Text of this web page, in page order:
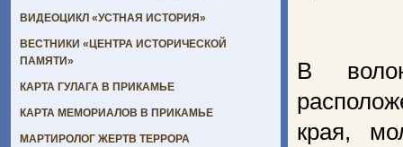
В
края,
ВИДЕОЦИКЛ «УСТНАЯ ИСТОРИЯ»
ВЕСТНИКИ «ЦЕНТРА ИСТОРИЧЕСКОЙ
ПАМЯТИ»
КАРТА ГУЛАГА В ПРИКАМЬЕ
КАРТА МЕМОРИАЛОВ В ПРИКАМЬЕ
МАРТИРОЛОГ ЖЕРТВ ТЕРРОРА